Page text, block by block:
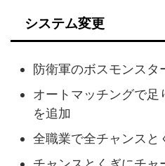
システム変更
防衛軍のボスモンス
オートマッチングで足
を追加
全職業で全チャンスと